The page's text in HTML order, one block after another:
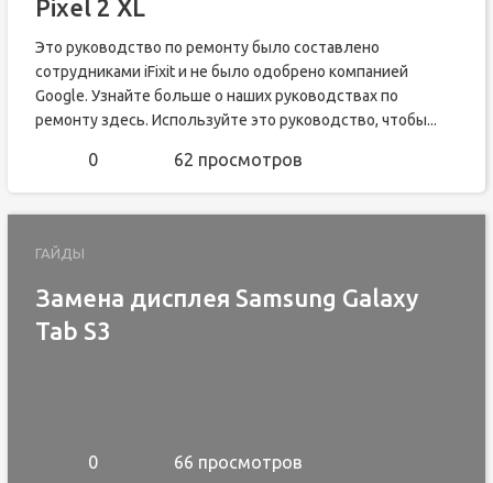
Pixel 2 XL
Это руководство по ремонту было составлено
сотрудниками iFixit и не было одобрено компанией
Google. Узнайте больше о наших руководствах по
ремонту здесь. Используйте это руководство, чтобы...
0 62 просмотров
ГАЙДЫ
Замена дисплея Samsung Galaxy
Tab S3
0 66 просмотров